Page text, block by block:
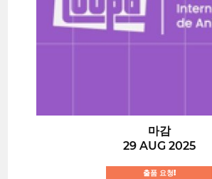
마감
29 AUG 2025
출품 요청!